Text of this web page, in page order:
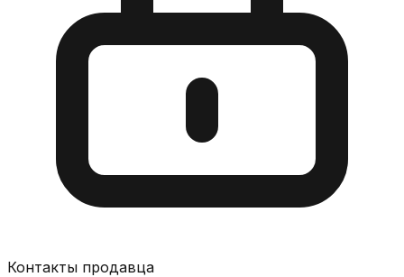
Контакты продавца